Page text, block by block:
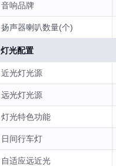
音响品牌
扬声器喇叭数量(个)
灯光配置
近光灯光源
远光灯光源
灯光特色功能
日间行车灯
自适应远近光